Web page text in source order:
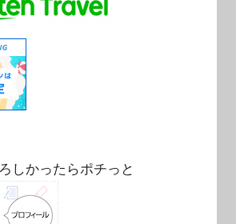
しかったらポチっと